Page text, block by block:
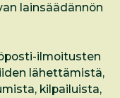
lainsäädännön
ilmoitusten
lähettämistä,
kilpailuista,